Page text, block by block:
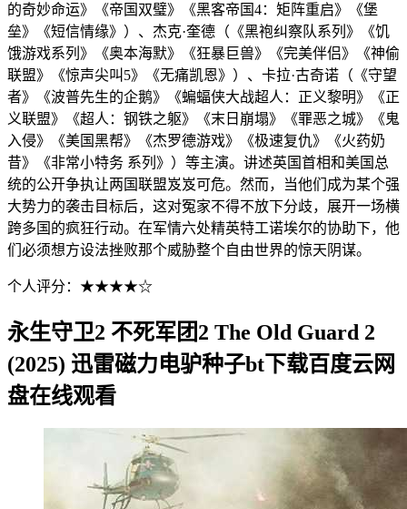
的奇妙命运》《帝国双璧》《黑客帝国4：矩阵重启》《堡
垒》《短信情缘》）、杰克·奎德（《黑袍纠察队系列》《饥
饿游戏系列》《奥本海默》《狂暴巨兽》《完美伴侣》《神偷
联盟》《惊声尖叫5》《无痛凯恩》）、卡拉·古奇诺（《守望
者》《波普先生的企鹅》《蝙蝠侠大战超人：正义黎明》《正
义联盟》《超人：钢铁之躯》《末日崩塌》《罪恶之城》《鬼
入侵》《美国黑帮》《杰罗德游戏》《极速复仇》《火药奶
昔》《非常小特务 系列》）等主演。讲述英国首相和美国总
统的公开争执让两国联盟岌岌可危。然而，当他们成为某个强
大势力的袭击目标后，这对冤家不得不放下分歧，展开一场横
跨多国的疯狂行动。在军情六处精英特工诺埃尔的协助下，他
们必须想方设法挫败那个威胁整个自由世界的惊天阴谋。
个人评分：★★★★☆
永生守卫2 不死军团2 The Old Guard 2
(2025) 迅雷磁力电驴种子bt下载百度云网
盘在线观看